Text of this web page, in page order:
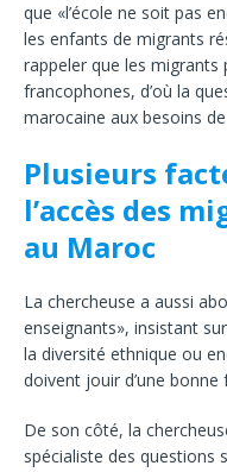
que «l’école ne soit pas
les enfants de migrants
rappeler que les
francophones, d’où la
marocaine aux besoins
Plusieurs
l’accès des
au Maroc
La chercheuse a aussi
enseignants», insistant
la diversité ethnique ou
doivent jouir d’une
De son côté, la
spécialiste des questions